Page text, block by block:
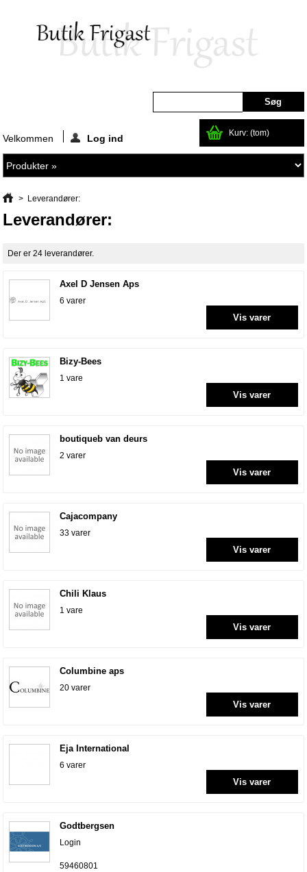
Kurv: (tom)
Velkommen Log ind
> Leverandører:
Leverandører:
Der er 24 leverandører.
Axel D Jensen Aps
6 varer
Vis varer
Bizy-Bees
1 vare
Vis varer
boutiqueb van deurs
2 varer
Vis varer
Cajacompany
33 varer
Vis varer
Chili Klaus
1 vare
Vis varer
Columbine aps
20 varer
Vis varer
Eja International
6 varer
Vis varer
Godtbergsen
Login
59460801